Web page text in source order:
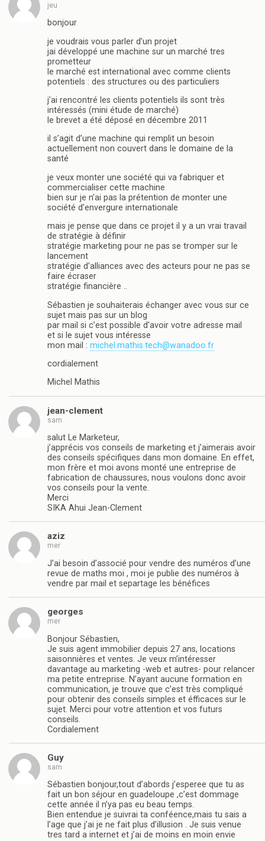
jeu
bonjour
je voudrais vous parler d’un projet
jai développé une machine sur un marché tres
prometteur
le marché est international avec comme clients
potentiels : des structures ou des particuliers
j’ai rencontré les clients potentiels ils sont très
intéressés (mini étude de marché)
le brevet a été déposé en décembre 2011
il s’agit d’une machine qui remplit un besoin
actuellement non couvert dans le domaine de la
santé
je veux monter une société qui va fabriquer et
commercialiser cette machine
bien sur je n’ai pas la prétention de monter une
société d’envergure internationale
mais je pense que dans ce projet il y a un vrai travail
de stratégie à définir
stratégie marketing pour ne pas se tromper sur le
lancement
stratégie d’alliances avec des acteurs pour ne pas se
faire écraser
stratégie financière ..
Sébastien je souhaiterais échanger avec vous sur ce
sujet mais pas sur un blog
par mail si c’est possible d’avoir votre adresse mail
et si le sujet vous intéresse
mon mail : michel.mathis.tech@wanadoo.fr
cordialement
Michel Mathis
jean-clement
sam
salut Le Marketeur,
j’apprécis vos conseils de marketing et j’aimerais avoir
des conseils spécifiques dans mon domaine. En effet,
mon frère et moi avons monté une entreprise de
fabrication de chaussures, nous voulons donc avoir
vos conseils pour la vente.
Merci
SIKA Ahui Jean-Clement
aziz
mer
J’ai besoin d’associé pour vendre des numéros d’une
revue de maths moi , moi je publie des numéros à
vendre par mail et separtage les bénéfices
georges
mer
Bonjour Sébastien,
Je suis agent immobilier depuis 27 ans, locations
saisonnières et ventes. Je veux m’intéresser
davantage au marketing -web et autres- pour relancer
ma petite entreprise. N’ayant aucune formation en
communication, je trouve que c’est très compliqué
pour obtenir des conseils simples et éfficaces sur le
sujet. Merci pour votre attention et vos futurs
conseils.
Cordialement
Guy
sam
Sébastien bonjour,tout d’abords j’esperee que tu as
fait un bon séjour en guadeloupe ,c’est dommage
cette année il n’ya pas eu beau temps.
Bien entendue je suivrai ta conféence,mais tu sais a
l’age que j’ai je ne fait plus d’illusion . Je suis venue
tres tard a internet et j’ai de moins en moin envie